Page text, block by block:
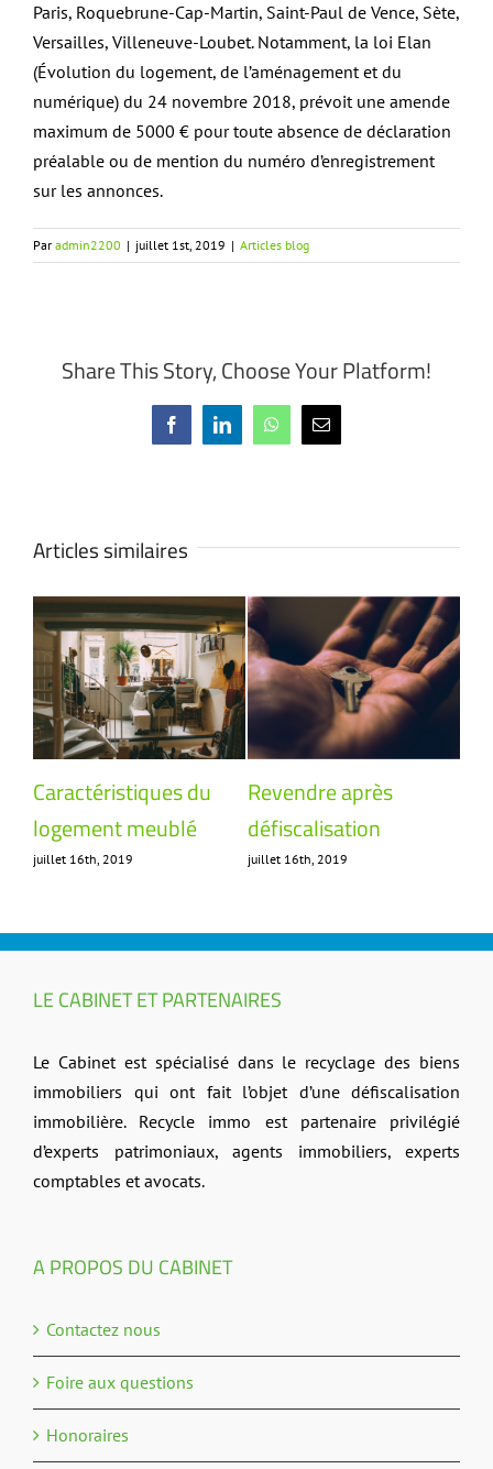
Paris, Roquebrune-Cap-Martin, Saint-Paul de Vence, Sète,
Versailles, Villeneuve-Loubet. Notamment, la loi Elan
(Évolution du logement, de l’aménagement et du
numérique) du 24 novembre 2018, prévoit une amende
maximum de 5000 € pour toute absence de déclaration
préalable ou de mention du numéro d’enregistrement
sur les annonces.
Par admin2200 | juillet 1st, 2019 | Articles blog
Share This Story, Choose Your Platform!
FacebookLinkedInWhatsAppEmail
Articles similaires
Caractéristiques du
logement meublé
juillet 16th, 2019
Revendre après
défiscalisation
juillet 16th, 2019
LE CABINET ET PARTENAIRES
Le Cabinet est spécialisé dans le recyclage des biens
immobiliers qui ont fait l’objet d’une défiscalisation
immobilière. Recycle immo est partenaire privilégié
d’experts patrimoniaux, agents immobiliers, experts
comptables et avocats.
A PROPOS DU CABINET
Contactez nous
Foire aux questions
Honoraires